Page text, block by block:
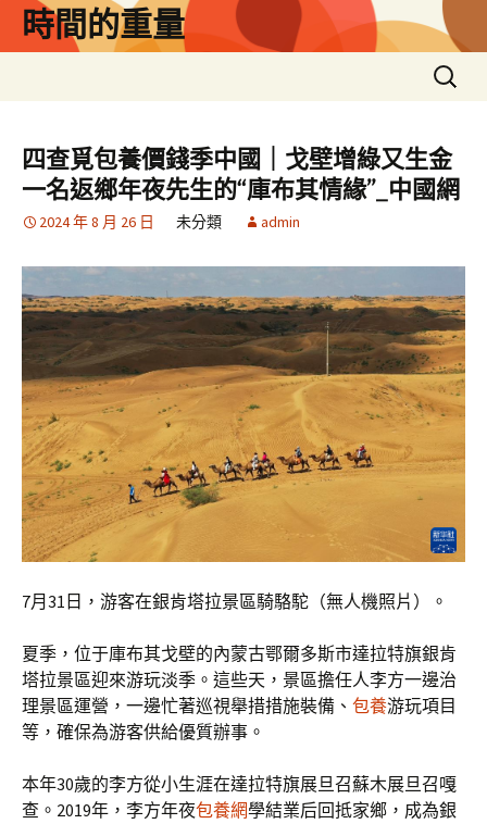
時間的重量
搜
尋
鍵
字:
四查覓包養價錢季中國｜戈壁增綠又生金
一名返鄉年夜先生的“庫布其情緣”_中國網
2024 年 8 月 26 日 未分類 admin
7月31日，游客在銀肯塔拉景區騎駱駝（無人機照片）。
夏季，位于庫布其戈壁的內蒙古鄂爾多斯市達拉特旗銀肯
塔拉景區迎來游玩淡季。這些天，景區擔任人李方一邊治
理景區運營，一邊忙著巡視舉措措施裝備、 包養游玩項目
等，確保為游客供給優質辦事。
本年30歲的李方從小生涯在達拉特旗展旦召蘇木展旦召嘎
查。2019年，李方年夜包養網學結業后回抵家鄉，成為銀